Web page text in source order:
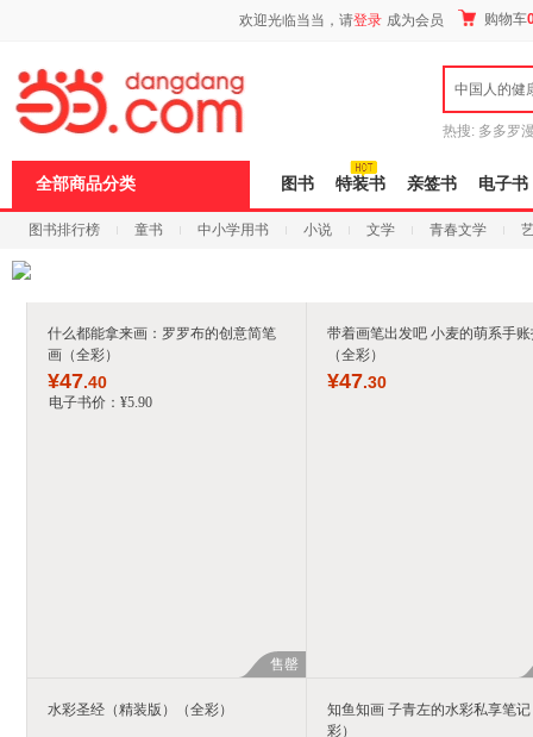
欢迎光临当当，请登录 成为会员 购物车
中国人的健
热搜: 多多罗
全部商品分类 图书 特装书 亲签书 电子书
图书排行榜 童书 中小学用书 小说 文学 青春文学
科技
什么都能拿来画：罗罗布的创意简笔
画（全彩）
¥47.40
电子书价： ¥5.90
售罄
带着画笔出发吧 小麦的萌系手
（全彩）
¥47.30
水彩圣经（精装版）（全彩）
知鱼知画 子青左的水彩私享笔
彩）
页
Ctrl